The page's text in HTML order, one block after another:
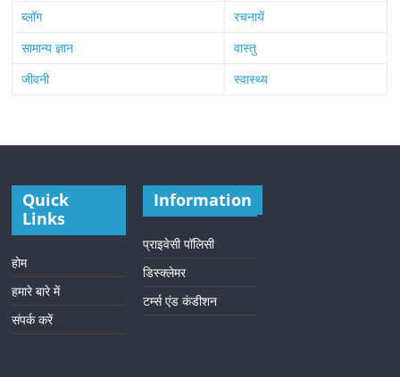
ब्लॉग
रचनायें
सामान्य ज्ञान
वास्तु
जीवनी
स्वास्थ्य
Quick
Links
होम
हमारे बारे में
संपर्क करें
Information
प्राइवेसी पॉलिसी
डिस्क्लेमर
टर्म्स एंड कंडीशन